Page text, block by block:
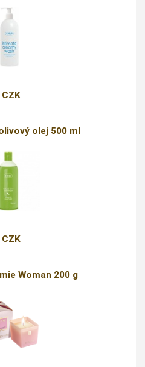
CZK
olej 500 ml
CZK
Woman 200 g